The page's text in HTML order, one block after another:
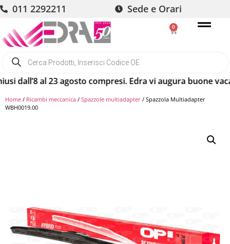
011 2292211 Sede e Orari
0
al 23 agosto compresi. Edra vi augura buone
Home / Ricambi meccanica / Spazzole multiadapter / Spazzola Multiadapter
WBH0019.00